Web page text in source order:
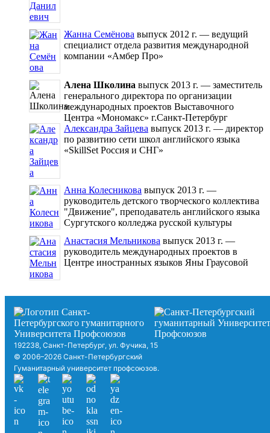
Жанна Семёнова выпуск 2012 г. — ведущий
специалист отдела развития международной
компании «Амбер Про»
Алена Школина выпуск 2013 г. — заместитель
генерального директора по организации
международных проектов Выставочного
Центра «Мономакс» г.Санкт-Петербург
Александра Зайцева выпуск 2013 г. — директор
по развитию сети школ английского языка
«SkillSet Россия и СНГ»
Анна Колесникова выпуск 2013 г. —
руководитель детского творческого коллектива
"Движение", преподаватель английского языка
Сургутского колледжа русской культуры
Анастасия Мельникова выпуск 2013 г. —
руководитель международных проектов в
Центре иностранных языков Яны Граусовой
192238, Санкт-Петербург, ул. Фучика, 15
© 2006–2026 Санкт-Петербургский
Гуманитарный университет профсоюзов.